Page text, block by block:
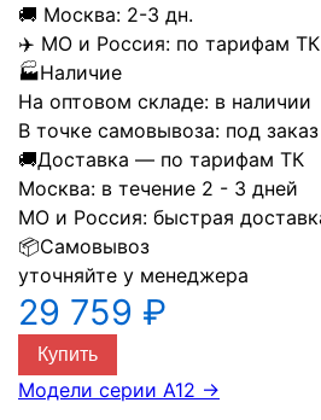
🚚 Москва: 2-3 дн.
✈️ МО и Россия: по тарифам ТК
🏭Наличие
На оптовом складе: в наличии
В точке самовывоза: под заказ
🚚Доставка — по тарифам ТК
Москва: в течение 2 - 3 дней
МО и Россия: быстрая
📦Самовывоз
уточняйте у менеджера
29 759 ₽
Купить
Модели серии A12 →